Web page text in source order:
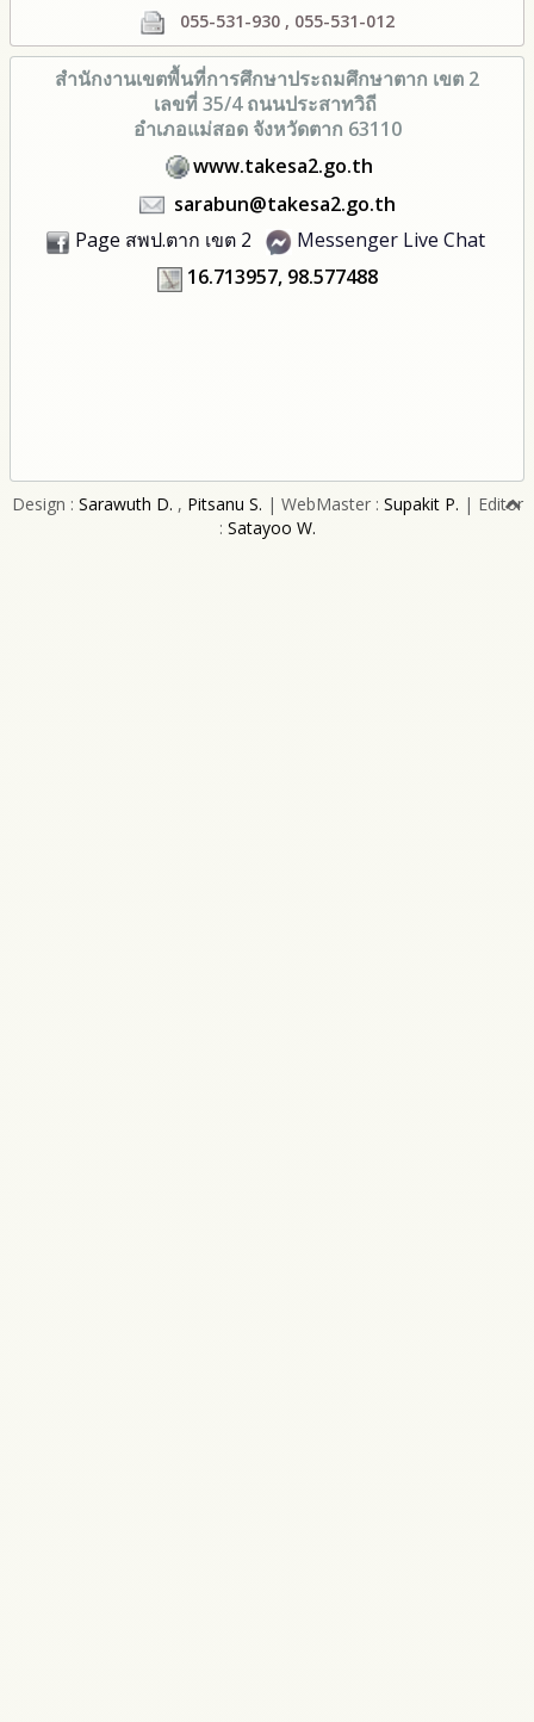
055-531-930 , 055-531-012
สำนักงานเขตพื้นที่การศึกษาประถมศึกษาตาก เขต 2
เลขที่ 35/4 ถนนประสาทวิถี
อำเภอแม่สอด จังหวัดตาก 63110
www.takesa2.go.th
sarabun@takesa2.go.th
Page สพป.ตาก เขต 2
Messenger Live Chat
16.713957, 98.577488
Design : Sarawuth D. , Pitsanu S. | WebMaster : Supakit P. | Editor
: Satayoo W.